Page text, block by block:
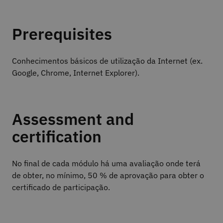
Prerequisites
Conhecimentos básicos de utilização da Internet (ex.
Google, Chrome, Internet Explorer).
Assessment and
certification
No final de cada módulo há uma avaliação onde terá
de obter, no mínimo, 50 % de aprovação para obter o
certificado de participação.